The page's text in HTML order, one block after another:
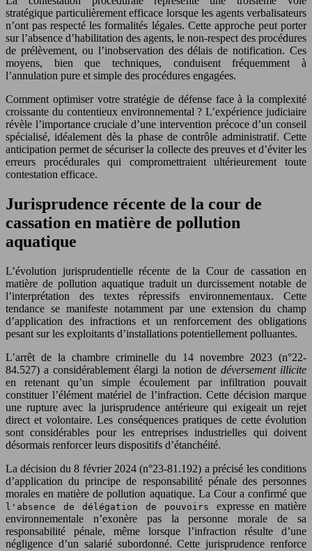
stratégique particulièrement efficace lorsque les agents verbalisateurs
n’ont pas respecté les formalités légales. Cette approche peut porter
sur l’absence d’habilitation des agents, le non-respect des procédures
de prélèvement, ou l’inobservation des délais de notification. Ces
moyens, bien que techniques, conduisent fréquemment à
l’annulation pure et simple des procédures engagées.
Comment optimiser votre stratégie de défense face à la complexité
croissante du contentieux environnemental ? L’expérience judiciaire
révèle l’importance cruciale d’une intervention précoce d’un conseil
spécialisé, idéalement dès la phase de contrôle administratif. Cette
anticipation permet de sécuriser la collecte des preuves et d’éviter les
erreurs procédurales qui compromettraient ultérieurement toute
contestation efficace.
Jurisprudence récente de la cour de
cassation en matière de pollution
aquatique
L’évolution jurisprudentielle récente de la Cour de cassation en
matière de pollution aquatique traduit un durcissement notable de
l’interprétation des textes répressifs environnementaux. Cette
tendance se manifeste notamment par une extension du champ
d’application des infractions et un renforcement des obligations
pesant sur les exploitants d’installations potentiellement polluantes.
L’arrêt de la chambre criminelle du 14 novembre 2023 (n°22-
84.527) a considérablement élargi la notion de déversement illicite
en retenant qu’un simple écoulement par infiltration pouvait
constituer l’élément matériel de l’infraction. Cette décision marque
une rupture avec la jurisprudence antérieure qui exigeait un rejet
direct et volontaire. Les conséquences pratiques de cette évolution
sont considérables pour les entreprises industrielles qui doivent
désormais renforcer leurs dispositifs d’étanchéité.
La décision du 8 février 2024 (n°23-81.192) a précisé les conditions
d’application du principe de responsabilité pénale des personnes
morales en matière de pollution aquatique. La Cour a confirmé que
l'absence de délégation de pouvoirs expresse en matière
environnementale n’exonère pas la personne morale de sa
responsabilité pénale, même lorsque l’infraction résulte d’une
négligence d’un salarié subordonné. Cette jurisprudence renforce